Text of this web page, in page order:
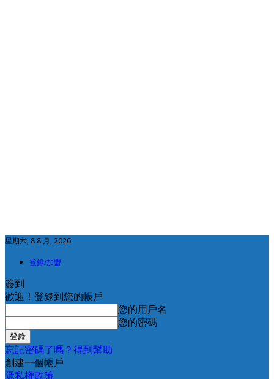
星期六, 8 8 月, 2026
登錄/加盟
簽到
歡迎！登錄到您的帳戶
您的用戶名
您的密碼
忘記密碼了嗎？得到幫助
創建一個帳戶
隱私權政策